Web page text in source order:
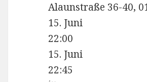
Alaunstraße 36-40,
15. Juni
22:00
15. Juni
22:45